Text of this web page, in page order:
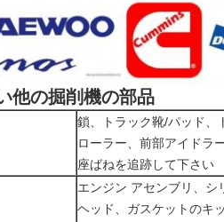
他の掘削機の部品
鎖、トラック靴/パッド、
ローラー、前部アイドラ
座ばねを追跡して下さい
エンジン アセンブリ、シ
ヘッド、ガスケットのキ